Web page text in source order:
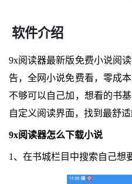
软件介绍
9x阅读器最新版免费小说阅
告，全网小说免费看，零成
不够可以自己加，想看的书
自定义阅读界面，找到最舒适
9x阅读器怎么下载小说
1、在书城栏目中搜索自己想